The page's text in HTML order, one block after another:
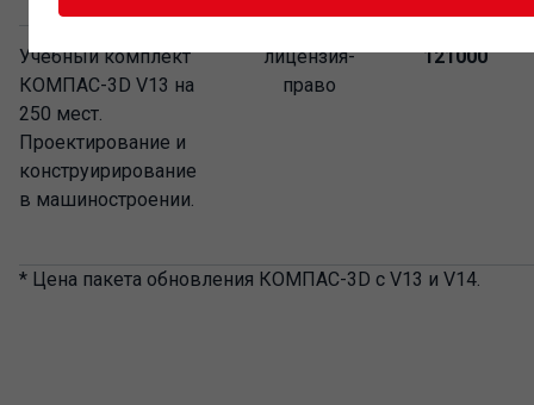
Учебный комплект
КОМПАС-3D V13 на
250 мест.
Проектирование и
конструирирование
в машиностроении.
лицензия-
право
121000
* Цена пакета обновления КОМПАС-3D с V13 и V14.